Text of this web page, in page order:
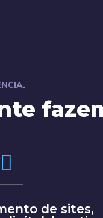
de sites,